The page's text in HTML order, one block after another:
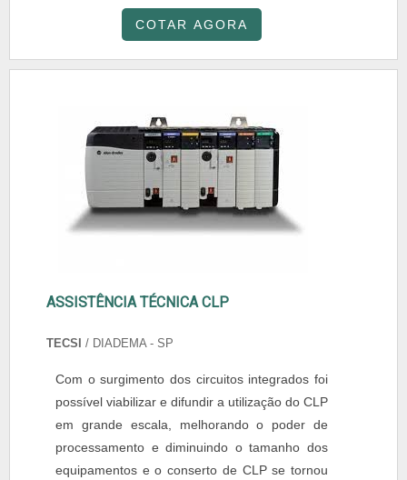
COTAR AGORA
ASSISTÊNCIA TÉCNICA CLP
TECSI / DIADEMA - SP
Com o surgimento dos circuitos integrados foi
possível viabilizar e difundir a utilização do CLP
em grande escala, melhorando o poder de
processamento e diminuindo o tamanho dos
equipamentos e o conserto de CLP se tornou